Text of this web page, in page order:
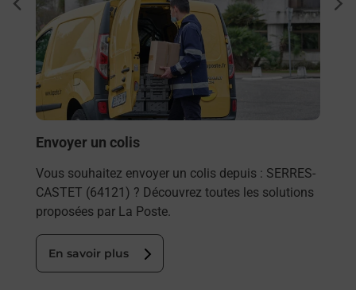
Envoyer un colis
Vous souhaitez envoyer un colis depuis : SERRES-
CASTET (64121) ? Découvrez toutes les solutions
proposées par La Poste.
En savoir plus